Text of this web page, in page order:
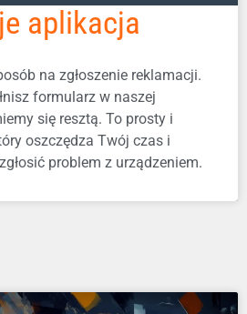
aplikacja
na zgłoszenie reklamacji.
formularz w naszej
się resztą. To prosty i
oszczędza Twój czas i
problem z urządzeniem.